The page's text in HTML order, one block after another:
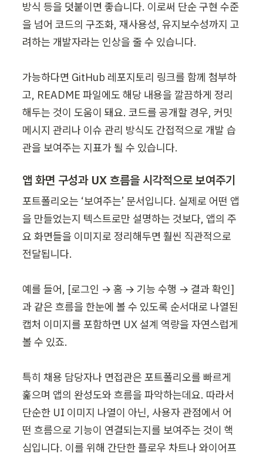
방식 등을 덧붙이면 좋습니다. 이로써 단순 구현 수준
을 넘어 코드의 구조화, 재사용성, 유지보수성까지 고
려하는 개발자라는 인상을 줄 수 있습니다.
가능하다면 GitHub 레포지토리 링크를 함께 첨부하
고, README 파일에도 해당 내용을 깔끔하게 정리
해두는 것이 도움이 돼요. 코드를 공개할 경우, 커밋
메시지 관리나 이슈 관리 방식도 간접적으로 개발 습
관을 보여주는 지표가 될 수 있습니다.
앱 화면 구성과 UX 흐름을 시각적으로 보여주기
포트폴리오는 ‘보여주는’ 문서입니다. 실제로 어떤 앱
을 만들었는지 텍스트로만 설명하는 것보다, 앱의 주
요 화면들을 이미지로 정리해두면 훨씬 직관적으로
전달됩니다.
예를 들어, [로그인 → 홈 → 기능 수행 → 결과 확인]
과 같은 흐름을 한눈에 볼 수 있도록 순서대로 나열된
캡처 이미지를 포함하면 UX 설계 역량을 자연스럽게
볼 수 있죠.
특히 채용 담당자나 면접관은 포트폴리오를 빠르게
훑으며 앱의 완성도와 흐름을 파악하는데요. 따라서
단순한 UI 이미지 나열이 아닌, 사용자 관점에서 어
떤 흐름으로 기능이 연결되는지를 보여주는 것이 핵
심입니다. 이를 위해 간단한 플로우 차트나 와이어프